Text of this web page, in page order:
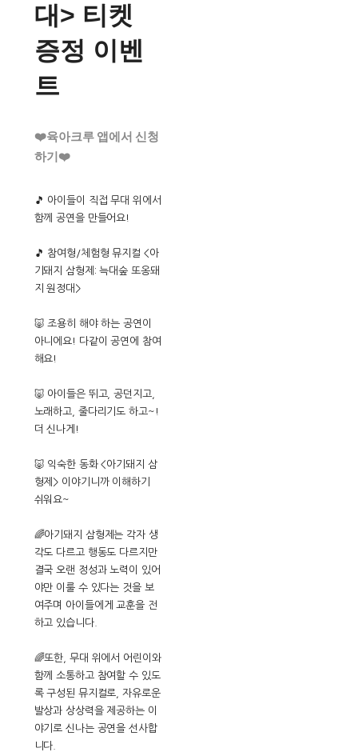
대> 티켓
증정 이벤
트
❤️육아크루 앱에서 신청
하기❤️
🎵 아이들이 직접 무대 위에서
함께 공연을 만들어요!
🎵 참여형/체험형 뮤지컬 <아
기돼지 삼형제: 늑대숲 또옹돼
지 원정대>
🐷 조용히 해야 하는 공연이
아니에요! 다같이 공연에 참여
해요!
🐷 아이들은 뛰고, 공던지고,
노래하고, 줄다리기도 하고~!
더 신나게!
🐷 익숙한 동화 <아기돼지 삼
형제> 이야기니까 이해하기
쉬워요~
🌈아기돼지 삼형제는 각자 생
각도 다르고 행동도 다르지만
결국 오랜 정성과 노력이 있어
야만 이룰 수 있다는 것을 보
여주며 아이들에게 교훈을 전
하고 있습니다.
🌈또한, 무대 위에서 어린이와
함께 소통하고 참여할 수 있도
록 구성된 뮤지컬로, 자유로운
발상과 상상력을 제공하는 이
야기로 신나는 공연을 선사합
니다.